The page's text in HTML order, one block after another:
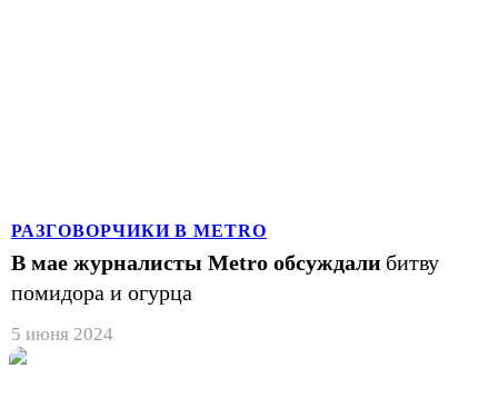
РАЗГОВОРЧИКИ В METRO
В мае журналисты Metro обсуждали битву
помидора и огурца
5 июня 2024